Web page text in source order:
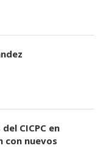
CICPC en
con nuevos